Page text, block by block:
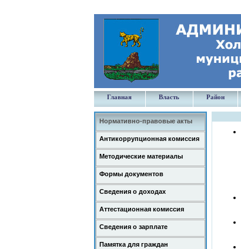
Главная Власть Район
Нормативно-правовые акты
Антикоррупционная комиссия
Методические материалы
Формы документов
Сведения о доходах
Аттестационная комиссия
Сведения о зарплате
Памятка для граждан